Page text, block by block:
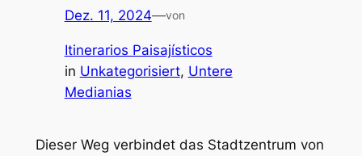
Dez. 11, 2024—von
Itinerarios Paisajísticos
in Unkategorisiert, Untere
Medianias
Dieser Weg verbindet das Stadtzentrum von